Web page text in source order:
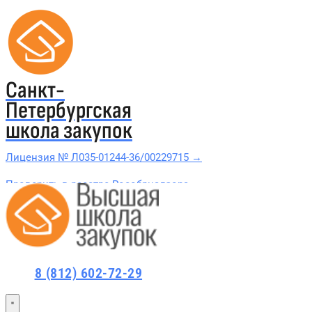
Санкт-
Петербургская
школа закупок
Лицензия № Л035-01244-36/00229715 →
Проверить в реестре Рособрнадзора →
Все курсы 44-ФЗ и 223-ФЗ
Курсы по 223-ФЗ
8 (812) 602-72-29